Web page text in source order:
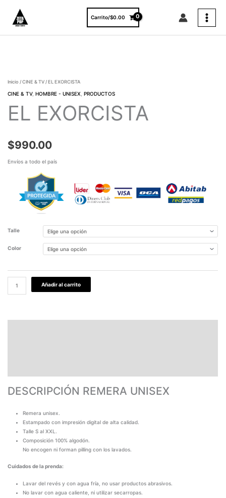
contenido
Carrito/$0.00
Inicio /CINE & TV/ EL EXORCISTA
CINE & TV,HOMBRE - UNISEX ,PRODUCTOS
EL EXORCISTA
$990.00
Envíos a todo el país
Talle
Color
cantidad
Añadir al carrito
DESCRIPCIÓN REMERA UNISEX
Remera unisex.
Estampado con impresión digital de alta calidad.
Talle S al XXL.
Composición 100% algodón.
No encogen ni forman pilling con los lavados.
Cuidados de la prenda:
Lavar del revés y con agua fría, no usar productos abrasivos.
No lavar con agua caliente, ni utilizar secarropas.